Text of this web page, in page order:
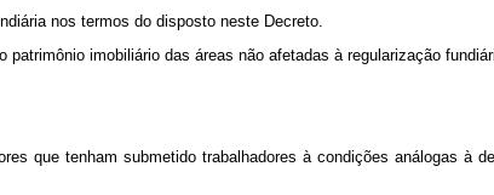
nos termos do disposto neste Decreto.
imobiliário das áreas não afetadas à regularização
que tenham submetido trabalhadores à condições análogas à